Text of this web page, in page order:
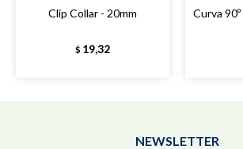
Clip Collar - 20mm
$ 19,32
Curva
NEWSLETTER